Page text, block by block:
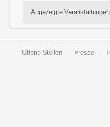
Angezeigte
Offene Stellen Presse